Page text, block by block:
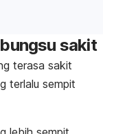
sakit
terasa sakit
terlalu sempit